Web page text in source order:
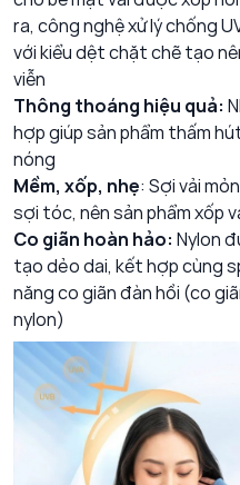
ra, công nghệ xử lý chống
với kiểu dệt chặt chẽ tạo
viễn
Thông thoáng hiệu quả:
hợp giúp sản phẩm thấm
nóng
Mềm, xốp, nhẹ: Sợi vải
sợi tóc, nên sản phẩm xốp
Co giãn hoàn hảo: Nylon
tạo dẻo dai, kết hợp cùng
năng co giãn đàn hồi (co
nylon)